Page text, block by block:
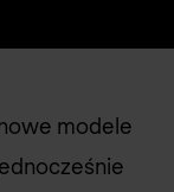
modele